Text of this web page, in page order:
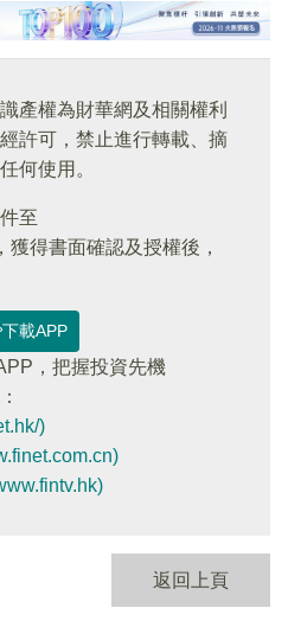
產權為財華網及相關權利
許可，禁止進行轉載、摘
何使用。
至
，獲得書面確認及授權後，
下載APP
，把握投資先機
)
返回上頁